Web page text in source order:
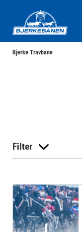
Bjerke Travbane
Filter